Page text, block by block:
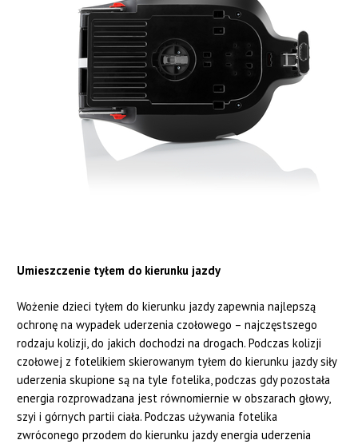
Umieszczenie tyłem do kierunku jazdy
Wożenie dzieci tyłem do kierunku jazdy zapewnia najlepszą
ochronę na wypadek uderzenia czołowego – najczęstszego
rodzaju kolizji, do jakich dochodzi na drogach. Podczas kolizji
czołowej z fotelikiem skierowanym tyłem do kierunku jazdy siły
uderzenia skupione są na tyle fotelika, podczas gdy pozostała
energia rozprowadzana jest równomiernie w obszarach głowy,
szyi i górnych partii ciała. Podczas używania fotelika
zwróconego przodem do kierunku jazdy energia uderzenia